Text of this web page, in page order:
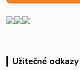
Užitečné odkazy